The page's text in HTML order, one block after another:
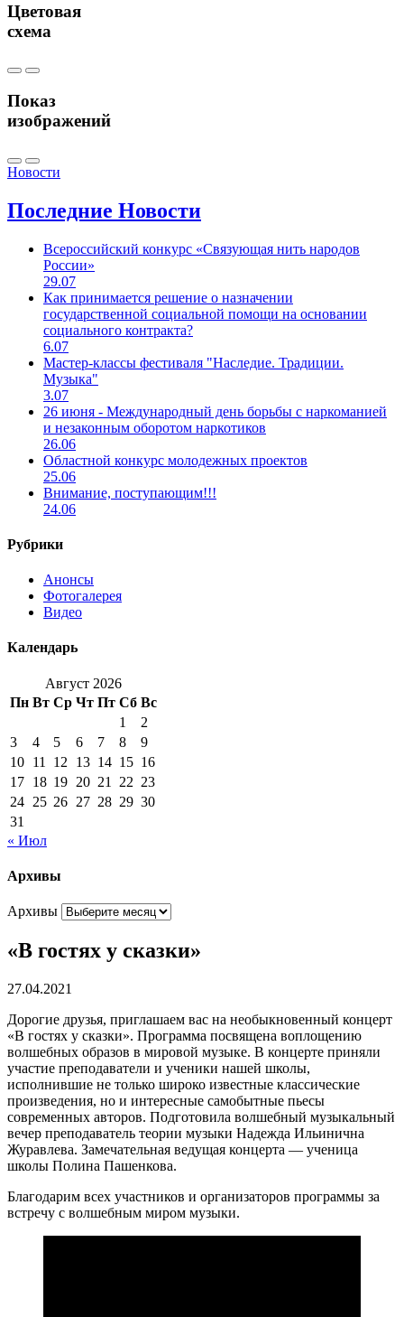
Цветовая
схема
Показ
изображений
Новости
Последние Новости
Всероссийский конкурс «Связующая нить народов
России»
29.07
Как принимается решение о назначении
государственной социальной помощи на основании
социального контракта?
6.07
Мастер-классы фестиваля "Наследие. Традиции.
Музыка"
3.07
26 июня - Международный день борьбы с наркоманией
и незаконным оборотом наркотиков
26.06
Областной конкурс молодежных проектов
25.06
Внимание, поступающим!!!
24.06
Рубрики
Анонсы
Фотогалерея
Видео
Календарь
Август 2026
Пн Вт Ср Чт Пт Сб Вс
1
2
3
4 5 6 7 8
9
10 11 12 13 14 15 16
17 18 19 20 21 22 23
24 25 26 27 28 29 30
31
« Июл
Архивы
Архивы
«В гостях у сказки»
27.04.2021
Дорогие друзья, приглашаем вас на необыкновенный концерт
«В гостях у сказки». Программа посвящена воплощению
волшебных образов в мировой музыке. В концерте приняли
участие преподаватели и ученики нашей школы,
исполнившие не только широко известные классические
произведения, но и интересные самобытные пьесы
современных авторов. Подготовила волшебный музыкальный
вечер преподаватель теории музыки Надежда Ильинична
Журавлева. Замечательная ведущая концерта — ученица
школы Полина Пашенкова.
Благодарим всех участников и организаторов программы за
встречу с волшебным миром музыки.